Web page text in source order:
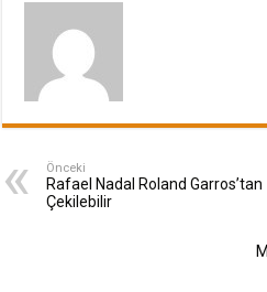
Önceki
Rafael Nadal Roland Garros’tan
Çekilebilir